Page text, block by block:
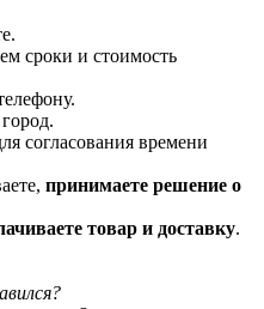
сроки и стоимость
согласования времени
принимаете решение о
товар и доставку.